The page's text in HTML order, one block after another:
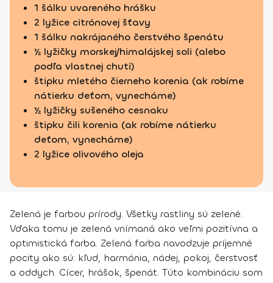
1 šálku uvareného hrášku
2 lyžice citrónovej šťavy
1 šálku nakrájaného čerstvého špenátu
½ lyžičky morskej/himalájskej soli (alebo
podľa vlastnej chuti)
štipku mletého čierneho korenia (ak robíme
nátierku deťom, vynecháme)
½ lyžičky sušeného cesnaku
štipku čili korenia (ak robíme nátierku
deťom, vynecháme)
2 lyžice olivového oleja
Zelená je farbou prírody. Všetky rastliny sú zelené.
Vďaka tomu je zelená vnímaná ako veľmi pozitívna a
optimistická farba. Zelená farba navodzuje príjemné
pocity ako sú: kľud, harmónia, nádej, pokoj, čerstvosť
a oddych. Cícer, hrášok, špenát. Túto kombináciu som